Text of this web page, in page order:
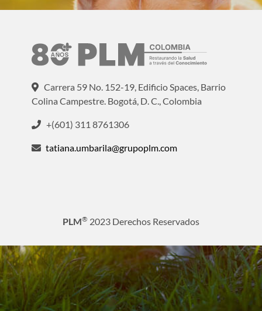
Carrera 59 No. 152-19, Edificio Spaces, Barrio
Colina Campestre. Bogotá, D. C., Colombia
+(601) 311 8761306
tatiana.umbarila@grupoplm.com
PLM® 2023 Derechos Reservados